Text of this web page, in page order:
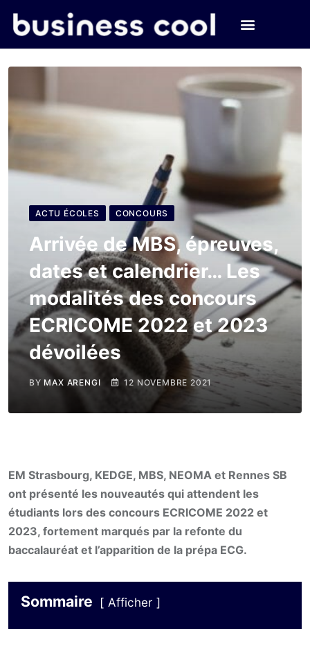
ACTU ÉCOLES CONCOURS
Arrivée de MBS, épreuves,
dates et calendrier… Les
modalités des concours
ECRICOME 2022 et 2023
dévoilées
BY MAX ARENGI 12 NOVEMBRE 2021
EM Strasbourg, KEDGE, MBS, NEOMA et Rennes SB
ont présenté les nouveautés qui attendent les
étudiants lors des concours ECRICOME 2022 et
2023, fortement marqués par la refonte du
baccalauréat et l’apparition de la prépa ECG.
Sommaire Afficher